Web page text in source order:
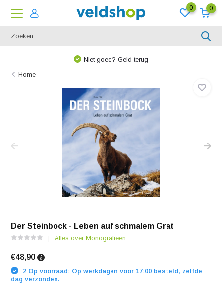
0 0
Niet goed? Geld terug
Home
Der Steinbock - Leben auf schmalem Grat
Alles over Monografieën
€48,90
2 Op voorraad: Op werkdagen voor 17:00 besteld, zelfde
dag verzonden.